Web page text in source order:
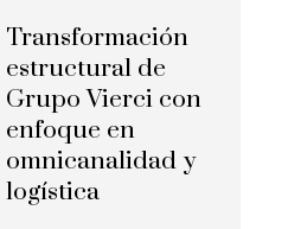
Transformación
estructural de
Grupo Vierci con
enfoque en
omnicanalidad y
logística